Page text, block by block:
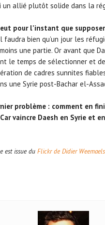
un allié plutôt solide dans la
pour l’instant que supposer
faudra bien qu’un jour les
une partie. Or avant que
le temps de sélectionner et
de cadres sunnites
une Syrie post-Bachar el-
problème : comment en
vaincre Daesh en Syrie et
est issue du Flickr de Didier